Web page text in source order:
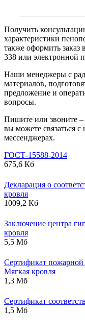
Получить
характеристики
также оформить
338 или электронной
Наши менеджеры с
материалов,
предложение и
вопросы.
Пишите или звоните
вы можете связаться
мессенджерах.
ГОСТ-15588-2014
675,6 Кб
Декларация о
кровля
1009,2 Кб
Заключение центра
кровля
5,5 Мб
Сертификат
Мягкая кровля
1,3 Мб
Сертификат
1,5 Мб